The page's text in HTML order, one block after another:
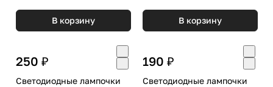
В корзину В корзину
250 ₽
Светодиодные лампочки
190 ₽
Светодиодные лампочки